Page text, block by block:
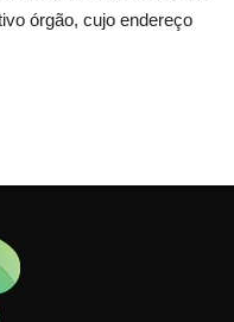
órgão, cujo endereço